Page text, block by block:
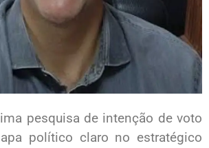
pesquisa de intenção de voto
político claro no estratégico